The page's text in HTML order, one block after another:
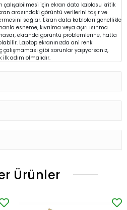
çalışabilmesi için ekran data kablosu kritik
arasındaki görüntü verilerini taşır ve
sağlar. Ekran data kabloları genellikle
esneme, kıvrılma veya aşırı ısınma
ekranda görüntü problemlerine, hatta
Laptop ekranınızda ani renk
gibi sorunlar yaşıyorsanız,
adım olmalıdır.
Ürünler